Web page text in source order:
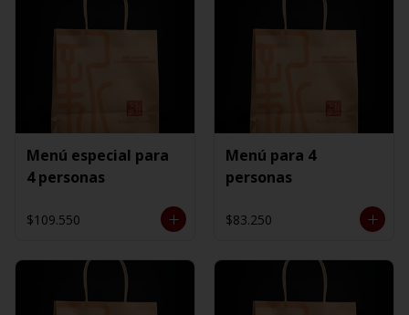
Menú especial para
4 personas
$109.550
Menú para 4
personas
$83.250